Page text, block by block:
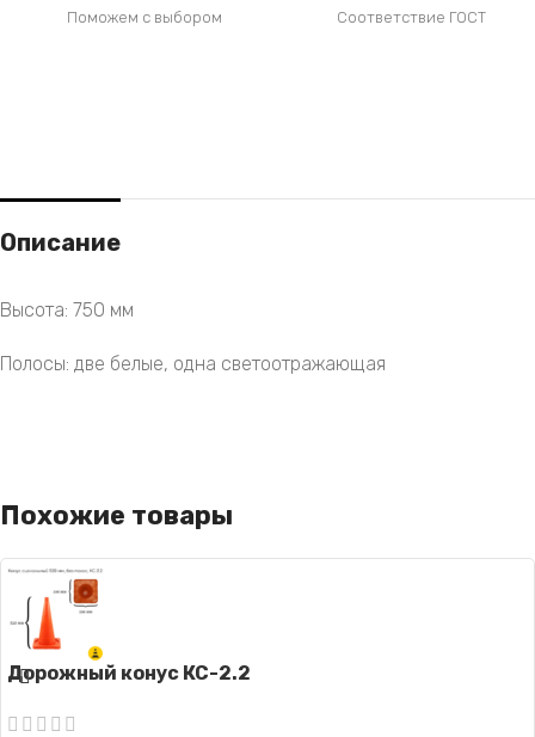
Поможем с выбором Соответствие ГОСТ
Описание
Высота: 750 мм
Полосы: две белые, одна светоотражающая
Похожие товары
Дорожный конус КС-2.2